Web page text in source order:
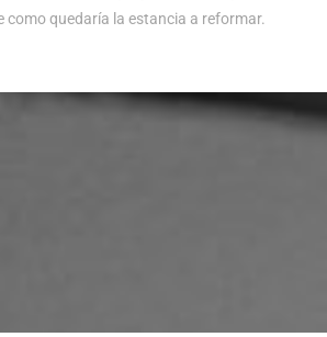
como quedaría la estancia a reformar.